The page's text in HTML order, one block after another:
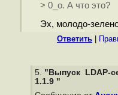
> 0_o. А что это?
Эх, молодо-
Ответить
5. "Выпуск LDAP-
1.1.9 "